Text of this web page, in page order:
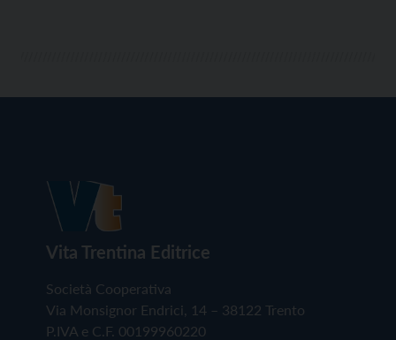
Vita Trentina Editrice
Società Cooperativa
Via Monsignor Endrici, 14 – 38122 Trento
P.IVA e C.F. 00199960220